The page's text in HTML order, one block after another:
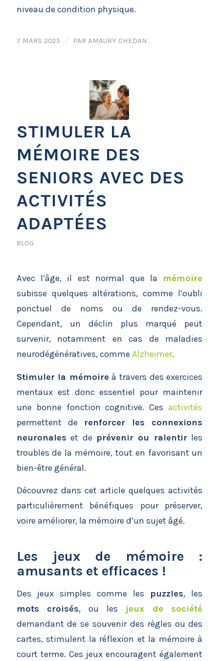
niveau de condition physique.
7 MARS 2025 / PAR AMAURY CHEDAN
STIMULER LA
MÉMOIRE DES
SENIORS AVEC DES
ACTIVITÉS
ADAPTÉES
BLOG
Avec l’âge, il est normal que la mémoire
subisse quelques altérations, comme l’oubli
ponctuel de noms ou de rendez-vous.
Cependant, un déclin plus marqué peut
survenir, notamment en cas de maladies
neurodégénératives, comme Alzheimer.
Stimuler la mémoire à travers des exercices
mentaux est donc essentiel pour maintenir
une bonne fonction cognitive. Cesactivités
permettent de renforcer les connexions
neuronales et de prévenir ou ralentirles
troubles de la mémoire, tout en favorisant un
bien-être général.
Découvrez dans cet article quelques activités
particulièrement bénéfiques pour préserver,
voire améliorer, la mémoire d’un sujet âgé.
Les jeux de mémoire :
amusants et efficaces !
Des jeux simples comme les puzzles, les
mots croisés, ou les jeux de société
demandant de se souvenir des règles ou des
cartes, stimulent la réflexion et la mémoire à
court terme. Ces jeux encouragent également